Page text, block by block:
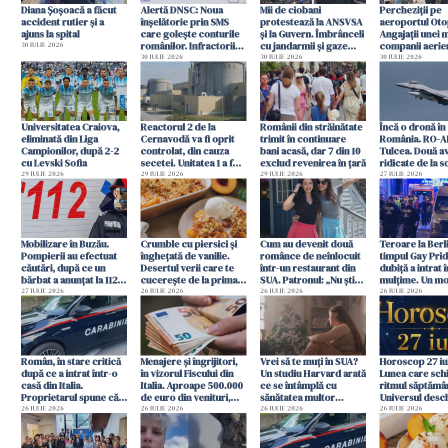
Diana Șoșoacă a făcut
accident rutier și a
ajuns la spital
30 IULIE 2026
Alertă DNSC: Noua
înșelătorie prin SMS
care golește conturile
românilor. Infractorii
folosesc numele
Ghișeul.ro și al Poliției
Române
30 IULIE 2026
Mii de ciobani
protestează la ANSVSA
și la Guvern. Îmbrânceli
cu jandarmii și gaze
lacrimogene
30 IULIE 2026
Percheziții pe
aeroportul
Angajații unei
companii
parfumuri,
vânzării
30 IULIE 2026
Universitatea Craiova,
eliminată din Liga
Campionilor, după 2-2
cu Levski Sofia
29 IULIE 2026
Reactorul 2 de la
Cernavodă va fi oprit
controlat, din cauza
secetei. Unitatea 1 a fost
deja oprită
29 IULIE 2026
Românii din străinătate
trimit în continuare
bani acasă, dar 7 din 10
exclud revenirea în țară
29 IULIE 2026
Încă o dronă în
România. RO-
Tulcea. Două
ridicate de la
27 IULIE 2026
Mobilizare în Buzău.
Pompierii au efectuat
căutări, după ce un
bărbat a anunțat la 112
că a văzut un obiect
luminos
27 IULIE 2026
Crumble cu piersici și
înghețată de vanilie.
Desertul verii care te
cucerește de la prima
lingură
26 IULIE 2026
Cum au devenit două
românce de neînlocuit
într-un restaurant din
SUA. Patronul: „Nu știu
ce o să mă fac fără voi”
26 IULIE 2026
Teroare la
timpul Gay
dubiță a intrat
mulțime. Un
răniți
26 IULIE 2026
Român, în stare critică
după ce a intrat într-o
casă din Italia.
Proprietarul spune că
s-a apărat cu un cuțit
26 IULIE 2026
Menajere și îngrijitori,
în vizorul Fiscului din
Italia. Aproape 500.000
de euro din venituri,
ascunși de autorități
26 IULIE 2026
Vrei să te muți în SUA?
Un studiu Harvard arată
ce se întâmplă cu
sănătatea multor
imigranți
26 IULIE 2026
Horoscop 27
Lunea care
ritmul
Universul
neașteptate
unele zodii
26 IULIE 2026